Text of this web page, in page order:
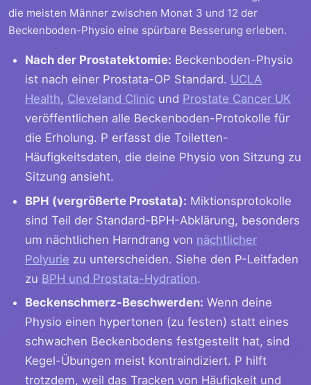
die meisten Männer zwischen Monat 3 und 12 der
Beckenboden-Physio eine spürbare Besserung erleben.
Nach der Prostatektomie: Beckenboden-Physio
ist nach einer Prostata-OP Standard. UCLA
Health, Cleveland Clinic und Prostate Cancer UK
veröffentlichen alle Beckenboden-Protokolle für
die Erholung. P erfasst die Toiletten-
Häufigkeitsdaten, die deine Physio von Sitzung zu
Sitzung ansieht.
BPH (vergrößerte Prostata): Miktionsprotokolle
sind Teil der Standard-BPH-Abklärung, besonders
um nächtlichen Harndrang von nächtlicher
Polyurie zu unterscheiden. Siehe den P-Leitfaden
zu BPH und Prostata-Hydration.
Beckenschmerz-Beschwerden: Wenn deine
Physio einen hypertonen (zu festen) statt eines
schwachen Beckenbodens festgestellt hat, sind
Kegel-Übungen meist kontraindiziert. P hilft
trotzdem, weil das Tracken von Häufigkeit und